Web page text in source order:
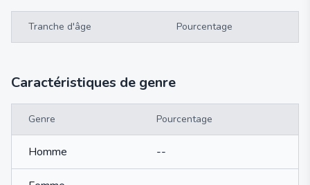
Tranche d'âge Pourcentage
Caractéristiques de genre
Genre Pourcentage
Homme --